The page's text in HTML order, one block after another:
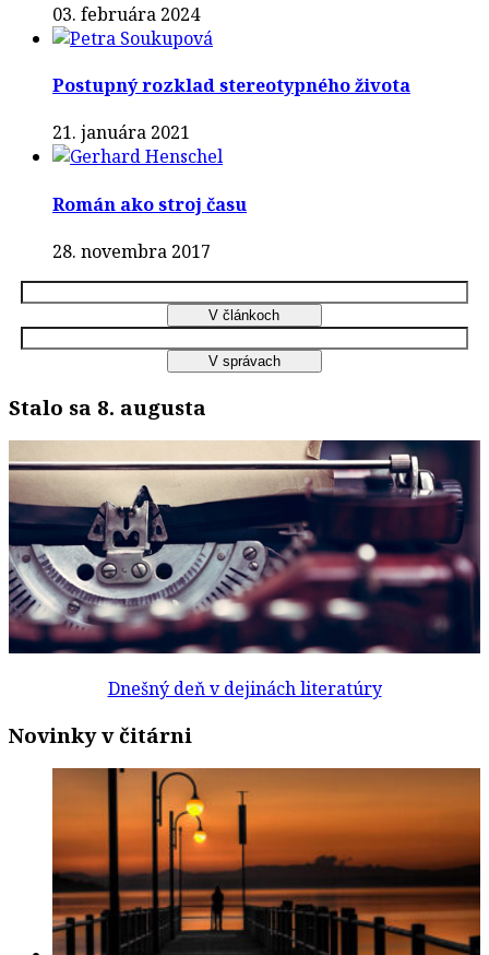
03. februára 2024
Postupný rozklad stereotypného života
21. januára 2021
Román ako stroj času
28. novembra 2017
Stalo sa 8. augusta
Dnešný deň v dejinách literatúry
Novinky v čitárni